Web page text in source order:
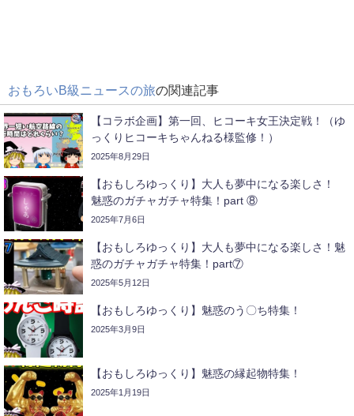
おもろいB級ニュースの旅の関連記事
【コラボ企画】第一回、ヒコーキ女王決定戦！（ゆ
っくりヒコーキちゃんねる様監修！）
2025年8月29日
【おもしろゆっくり】大人も夢中になる楽しさ！
魅惑のガチャガチャ特集！part ⑧
2025年7月6日
【おもしろゆっくり】大人も夢中になる楽しさ！魅
惑のガチャガチャ特集！part⑦
2025年5月12日
【おもしろゆっくり】魅惑のう〇ち特集！
2025年3月9日
【おもしろゆっくり】魅惑の縁起物特集！
2025年1月19日